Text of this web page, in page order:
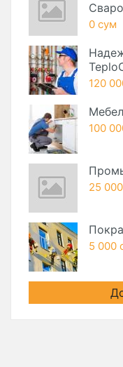
0 сум
120
100
25
5 000